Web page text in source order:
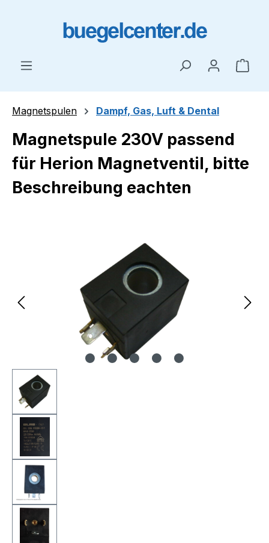
Magnetspulen Dampf, Gas, Luft & Dental
Magnetspule 230V passend
für Herion Magnetventil, bitte
Beschreibung eachten